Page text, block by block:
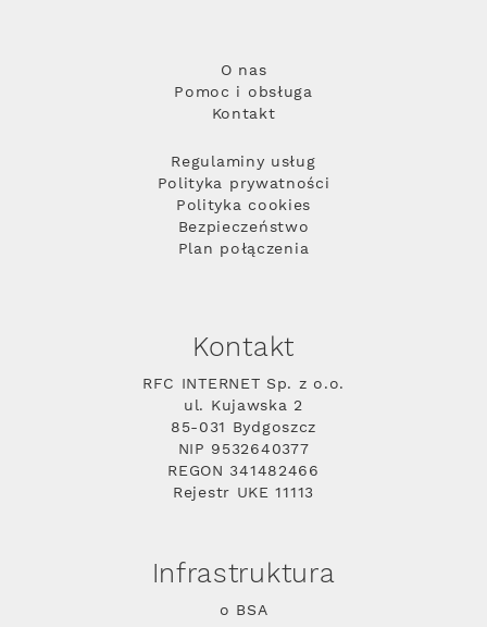
O nas
Pomoc i obsługa
Kontakt
Regulaminy usług
Polityka prywatności
Polityka cookies
Bezpieczeństwo
Plan połączenia
Kontakt
RFC INTERNET Sp. z o.o.
ul. Kujawska 2
85-031 Bydgoszcz
NIP 9532640377
REGON 341482466
Rejestr UKE 11113
Infrastruktura
o BSA